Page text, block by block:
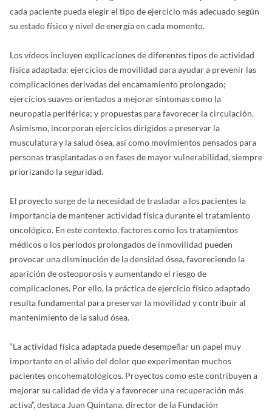
cada paciente pueda elegir el tipo de ejercicio más adecuado según
su estado físico y nivel de energía en cada momento.
Los vídeos incluyen explicaciones de diferentes tipos de actividad
física adaptada: ejercicios de movilidad para ayudar a prevenir las
complicaciones derivadas del encamamiento prolongado;
ejercicios suaves orientados a mejorar síntomas como la
neuropatía periférica; y propuestas para favorecer la circulación.
Asimismo, incorporan ejercicios dirigidos a preservar la
musculatura y la salud ósea, así como movimientos pensados para
personas trasplantadas o en fases de mayor vulnerabilidad, siempre
priorizando la seguridad.
El proyecto surge de la necesidad de trasladar a los pacientes la
importancia de mantener actividad física durante el tratamiento
oncológico. En este contexto, factores como los tratamientos
médicos o los periodos prolongados de inmovilidad pueden
provocar una disminución de la densidad ósea, favoreciendo la
aparición de osteoporosis y aumentando el riesgo de
complicaciones. Por ello, la práctica de ejercicio físico adaptado
resulta fundamental para preservar la movilidad y contribuir al
mantenimiento de la salud ósea.
“La actividad física adaptada puede desempeñar un papel muy
importante en el alivio del dolor que experimentan muchos
pacientes oncohematológicos. Proyectos como este contribuyen a
mejorar su calidad de vida y a favorecer una recuperación más
activa”, destaca Juan Quintana, director de la Fundación